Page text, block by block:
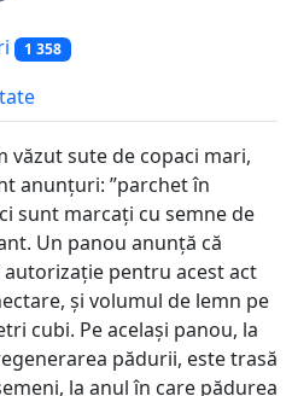
1 358
văzut sute de copaci mari,
anunțuri: ”parchet în
sunt marcați cu semne de
Un panou anunță că
pentru acest act
și volumul de lemn pe
cubi. Pe același panou, la
pădurii, este trasă
la anul în care pădurea